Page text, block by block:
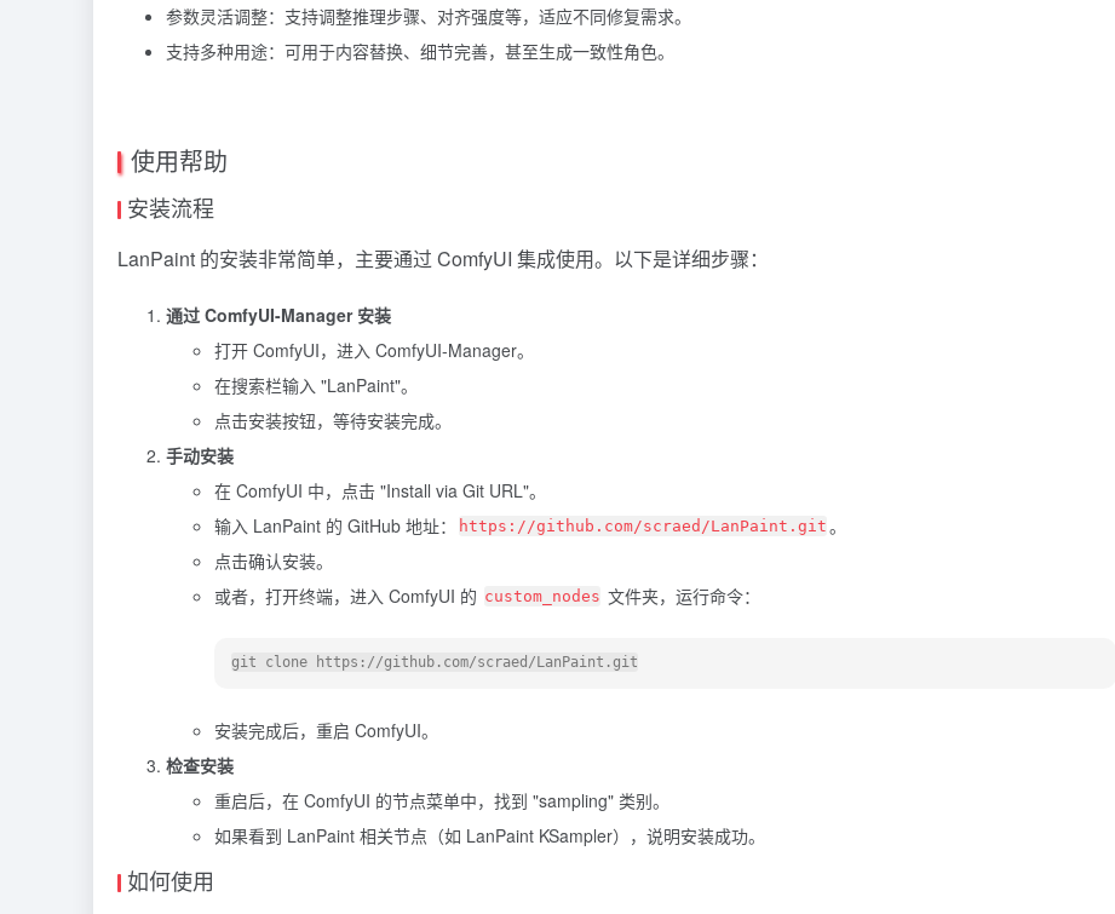
参数灵活调整：支持调整推理步骤、对齐强度等，适应不同修复需求。
支持多种用途：可用于内容替换、细节完善，甚至生成一致性角色。
使用帮助
安装流程
LanPaint 的安装非常简单，主要通过 ComfyUI 集成使用。以下是详细步骤：
通过 ComfyUI-Manager 安装
打开 ComfyUI，进入 ComfyUI-Manager。
在搜索栏输入 "LanPaint"。
点击安装按钮，等待安装完成。
手动安装
在 ComfyUI 中，点击 "Install via Git URL"。
输入 LanPaint 的 GitHub 地址：
https://github.com/scraed/LanPaint.git 。
点击确认安装。
或者，打开终端，进入 ComfyUI 的 custom_nodes 文件夹，运行命令：
安装完成后，重启 ComfyUI。
检查安装
重启后，在 ComfyUI 的节点菜单中，找到 "sampling" 类别。
如果看到 LanPaint 相关节点（如 LanPaint KSampler），说明安装成功。
如何使用